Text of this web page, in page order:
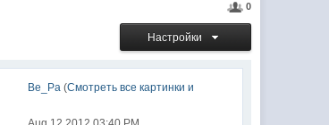
0
Настройки
Ве_Ра(Смотреть все картинки и